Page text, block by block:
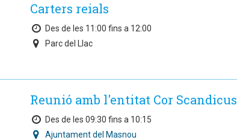
Carters reials
Des de les 11:00 fins a 12:00
Parc del Llac
Reunió amb l'entitat Cor Scandicus
Des de les 09:30 fins a 10:15
Ajuntament del Masnou